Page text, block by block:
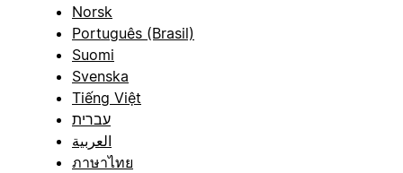
Norsk
Português (Brasil)
Suomi
Svenska
Tiếng Việt
עברית
العربية
ภาษาไทย